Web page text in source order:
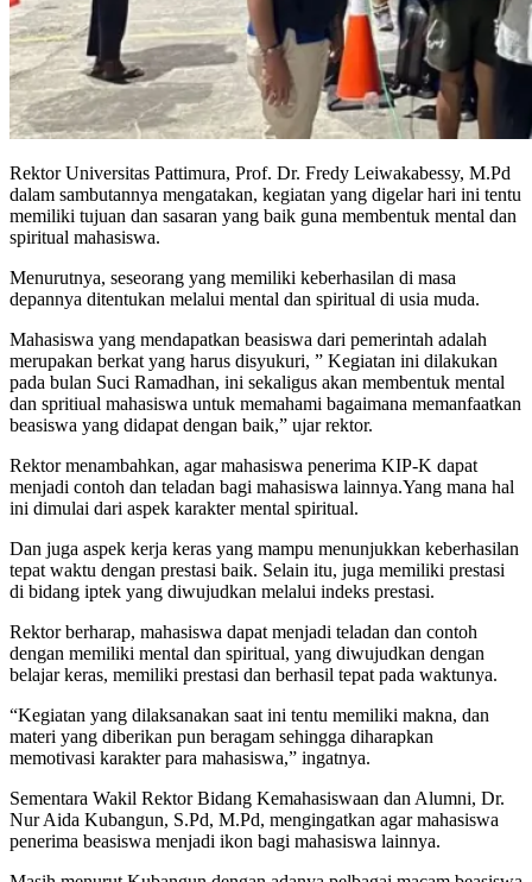
Rektor Universitas Pattimura, Prof. Dr. Fredy Leiwakabessy, M.Pd
dalam sambutannya mengatakan, kegiatan yang digelar hari ini tentu
memiliki tujuan dan sasaran yang baik guna membentuk mental dan
spiritual mahasiswa.
Menurutnya, seseorang yang memiliki keberhasilan di masa
depannya ditentukan melalui mental dan spiritual di usia muda.
Mahasiswa yang mendapatkan beasiswa dari pemerintah adalah
merupakan berkat yang harus disyukuri, ” Kegiatan ini dilakukan
pada bulan Suci Ramadhan, ini sekaligus akan membentuk mental
dan spritiual mahasiswa untuk memahami bagaimana memanfaatkan
beasiswa yang didapat dengan baik,” ujar rektor.
Rektor menambahkan, agar mahasiswa penerima KIP-K dapat
menjadi contoh dan teladan bagi mahasiswa lainnya.Yang mana hal
ini dimulai dari aspek karakter mental spiritual.
Dan juga aspek kerja keras yang mampu menunjukkan keberhasilan
tepat waktu dengan prestasi baik. Selain itu, juga memiliki prestasi
di bidang iptek yang diwujudkan melalui indeks prestasi.
Rektor berharap, mahasiswa dapat menjadi teladan dan contoh
dengan memiliki mental dan spiritual, yang diwujudkan dengan
belajar keras, memiliki prestasi dan berhasil tepat pada waktunya.
“Kegiatan yang dilaksanakan saat ini tentu memiliki makna, dan
materi yang diberikan pun beragam sehingga diharapkan
memotivasi karakter para mahasiswa,” ingatnya.
Sementara Wakil Rektor Bidang Kemahasiswaan dan Alumni, Dr.
Nur Aida Kubangun, S.Pd, M.Pd, mengingatkan agar mahasiswa
penerima beasiswa menjadi ikon bagi mahasiswa lainnya.